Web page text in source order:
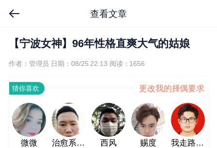
查看文章
【宁波女神】96年性格直爽大气的姑娘
作者：管理员 日期：08/25 22:13 阅读：1656
猜你喜欢 更改我的择偶要求
微微 治愈系的男低音 西风 赐度 我走路带风